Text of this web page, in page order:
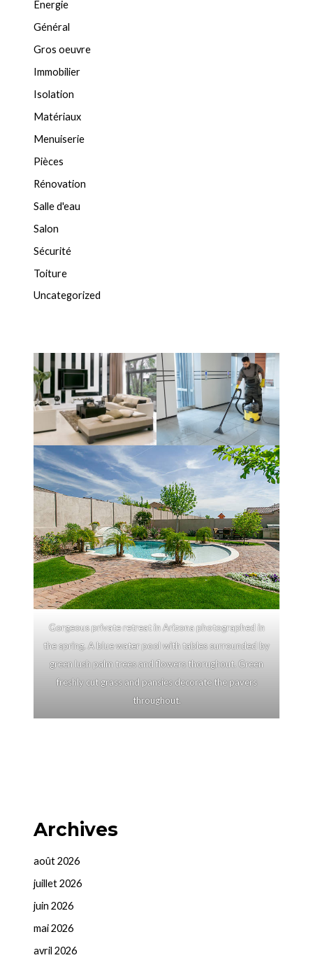
Energie
Général
Gros oeuvre
Immobilier
Isolation
Matériaux
Menuiserie
Pièces
Rénovation
Salle d'eau
Salon
Sécurité
Toiture
Uncategorized
Gorgeous private retreat in Arizona photographed in
the spring. A blue water pool with tables surrounded by
green lush palm trees and flowers thorughout. Green
freshly cut grass and pansies decorate the pavers
throughout.
Archives
août 2026
juillet 2026
juin 2026
mai 2026
avril 2026